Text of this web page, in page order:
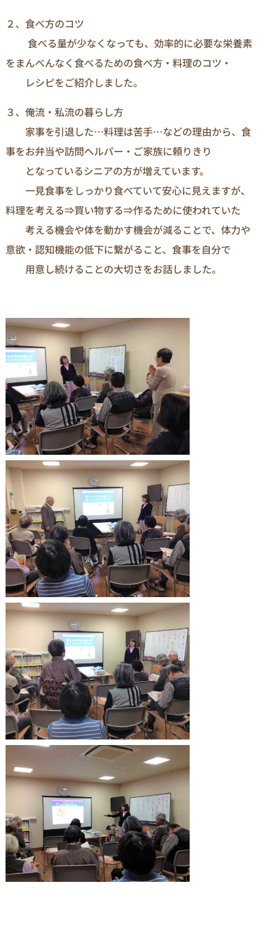
２、食べ方のコツ
食べる量が少なくなっても、効率的に必要な栄養素
をまんべんなく食べるための食べ方・料理のコツ・
レシピをご紹介しました。
３、俺流・私流の暮らし方
家事を引退した…料理は苦手…などの理由から、食
事をお弁当や訪問ヘルパー・ご家族に頼りきり
となっているシニアの方が増えています。
一見食事をしっかり食べていて安心に見えますが、
料理を考える⇒買い物する⇒作るために使われていた
考える機会や体を動かす機会が減ることで、体力や
意欲・認知機能の低下に繋がること、食事を自分で
用意し続けることの大切さをお話しました。